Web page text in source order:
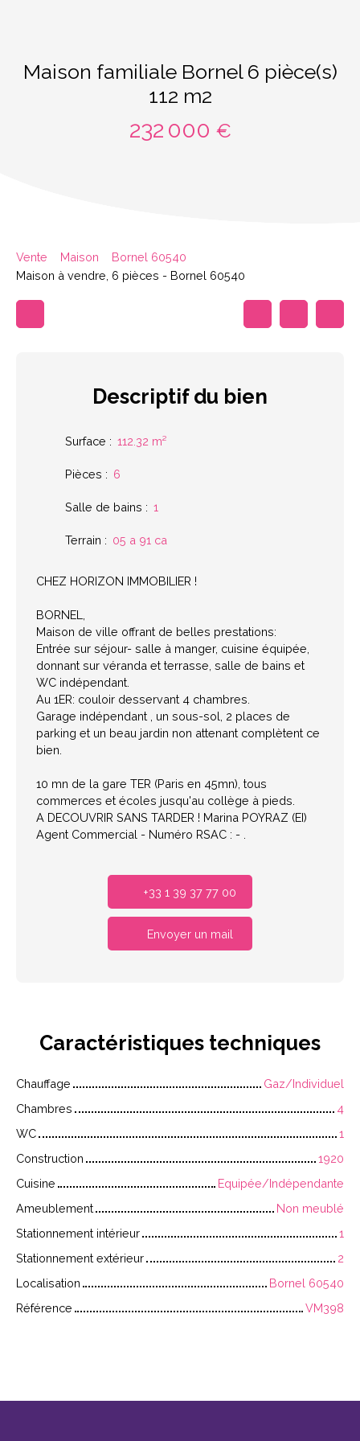
Maison familiale Bornel 6 pièce(s)
112 m2
232 000 €
Vente Maison
Bornel 60540
Maison à vendre, 6 pièces - Bornel 60540
Descriptifdu bien
Surface : 112.32 m²
Pièces : 6
Salle de bains : 1
Terrain : 05 a 91 ca
CHEZ HORIZON IMMOBILIER !
BORNEL,
Maison de ville offrant de belles prestations:
Entrée sur séjour- salle à manger, cuisine équipée,
donnant sur véranda et terrasse, salle de bains et
WC indépendant.
Au 1ER: couloir desservant 4 chambres.
Garage indépendant , un sous-sol, 2 places de
parking et un beau jardin non attenant complètent ce
bien.
10 mn de la gare TER (Paris en 45mn), tous
commerces et écoles jusqu'au collège à pieds.
A DECOUVRIR SANS TARDER ! Marina POYRAZ (EI)
Agent Commercial - Numéro RSAC : - .
+33 1 39 37 77 00
Envoyer un mail
Caractéristiques techniques
Chauffage
Gaz/Individuel
Chambres
4
WC
1
Construction
1920
Cuisine
Equipée/Indépendante
Ameublement
Non meublé
Stationnement intérieur
1
Stationnement extérieur
2
Localisation
Bornel 60540
Référence
VM398